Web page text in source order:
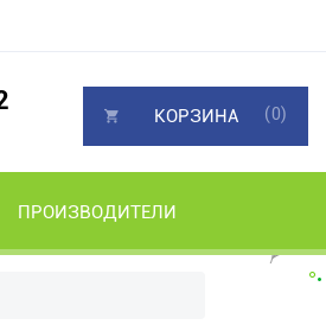
ПРОИЗВОДИТЕЛИ
КОРЗИНА (0)